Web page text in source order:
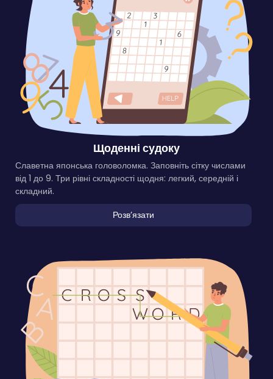
Щоденні судоку
Славетна японська головоломка. Заповніть сітку числами
від 1 до 9. Три рівні складності щодня: легкий, середній і
складний.
Розвʼязати